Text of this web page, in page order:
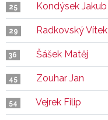
25 Kondýsek Jakub
29 Radkovský Vítek
36 Šášek Matěj
45 Zouhar Jan
54 Vejrek Filip